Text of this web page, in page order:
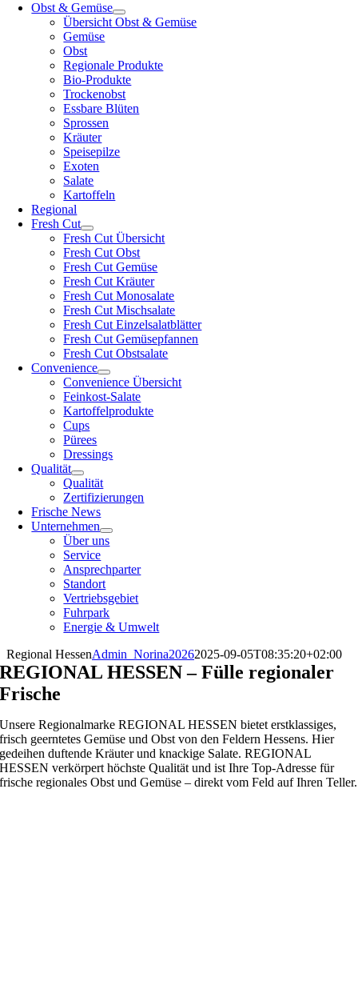
Obst & Gemüse
Übersicht Obst & Gemüse
Gemüse
Obst
Regionale Produkte
Bio-Produkte
Trockenobst
Essbare Blüten
Sprossen
Kräuter
Speisepilze
Exoten
Salate
Kartoffeln
Regional
Fresh Cut
Fresh Cut Übersicht
Fresh Cut Obst
Fresh Cut Gemüse
Fresh Cut Kräuter
Fresh Cut Monosalate
Fresh Cut Mischsalate
Fresh Cut Einzelsalatblätter
Fresh Cut Gemüsepfannen
Fresh Cut Obstsalate
Convenience
Convenience Übersicht
Feinkost-Salate
Kartoffelprodukte
Cups
Pürees
Dressings
Qualität
Qualität
Zertifizierungen
Frische News
Unternehmen
Über uns
Service
Ansprechparter
Standort
Vertriebsgebiet
Fuhrpark
Energie & Umwelt
Regional HessenAdmin_Norina20262025-09-05T08:35:20+02:00
REGIONAL HESSEN – Fülle regionaler
Frische
Unsere Regionalmarke REGIONAL HESSEN bietet erstklassiges,
frisch geerntetes Gemüse und Obst von den Feldern Hessens. Hier
gedeihen duftende Kräuter und knackige Salate. REGIONAL
HESSEN verkörpert höchste Qualität und ist Ihre Top-Adresse für
frische regionales Obst und Gemüse – direkt vom Feld auf Ihren Teller.